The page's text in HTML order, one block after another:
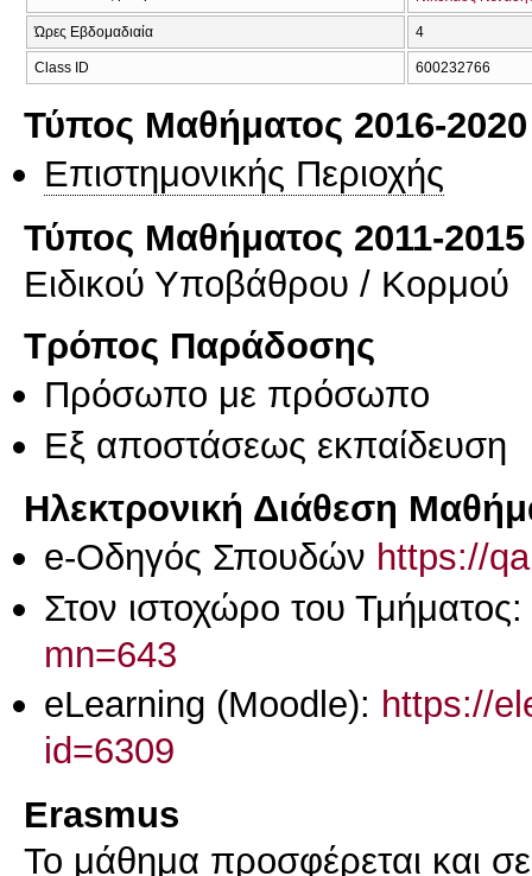
Ώρες Εβδομαδιαία 4
Class ID 600232766
Τύπος Μαθήματος 2016-2020
Επιστημονικής Περιοχής
Τύπος Μαθήματος 2011-2015
Ειδικού Υποβάθρου / Κορμού
Τρόπος Παράδοσης
Πρόσωπο με πρόσωπο
Eξ απoστάσεως εκπαίδευση
Ηλεκτρονική Διάθεση
e-Οδηγός Σπουδών https://
Στον ιστοχώρο του Τμήματος:
mn=643
eLearning (Moodle): https://
id=6309
Erasmus
Το μάθημα προσφέρεται και